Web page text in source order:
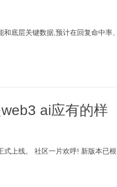
底层关键数据,预计在回复命中率、
ai应有的样
上线。 社区一片欢呼! 新版本已根